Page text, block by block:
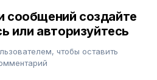
сообщений создайте
или авторизуйтесь
чтобы оставить